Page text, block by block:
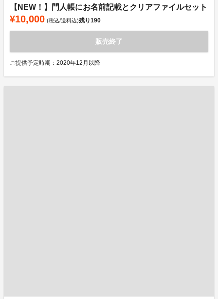
【NEW！】門人帳にお名前記載とクリアファイルセット
¥10,000 (税込/送料込)残り190
販売終了
ご提供予定時期：2020年12月以降